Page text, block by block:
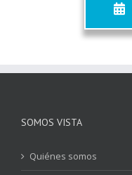
SOMOS VISTA
Quiénes somos